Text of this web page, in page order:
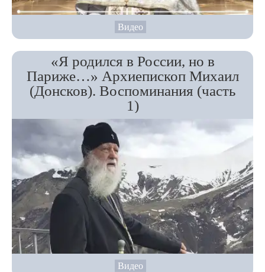
Видео
«Я родился в России, но в
Париже…» Архиепископ Михаил
(Донсков). Воспоминания (часть
1)
Видео